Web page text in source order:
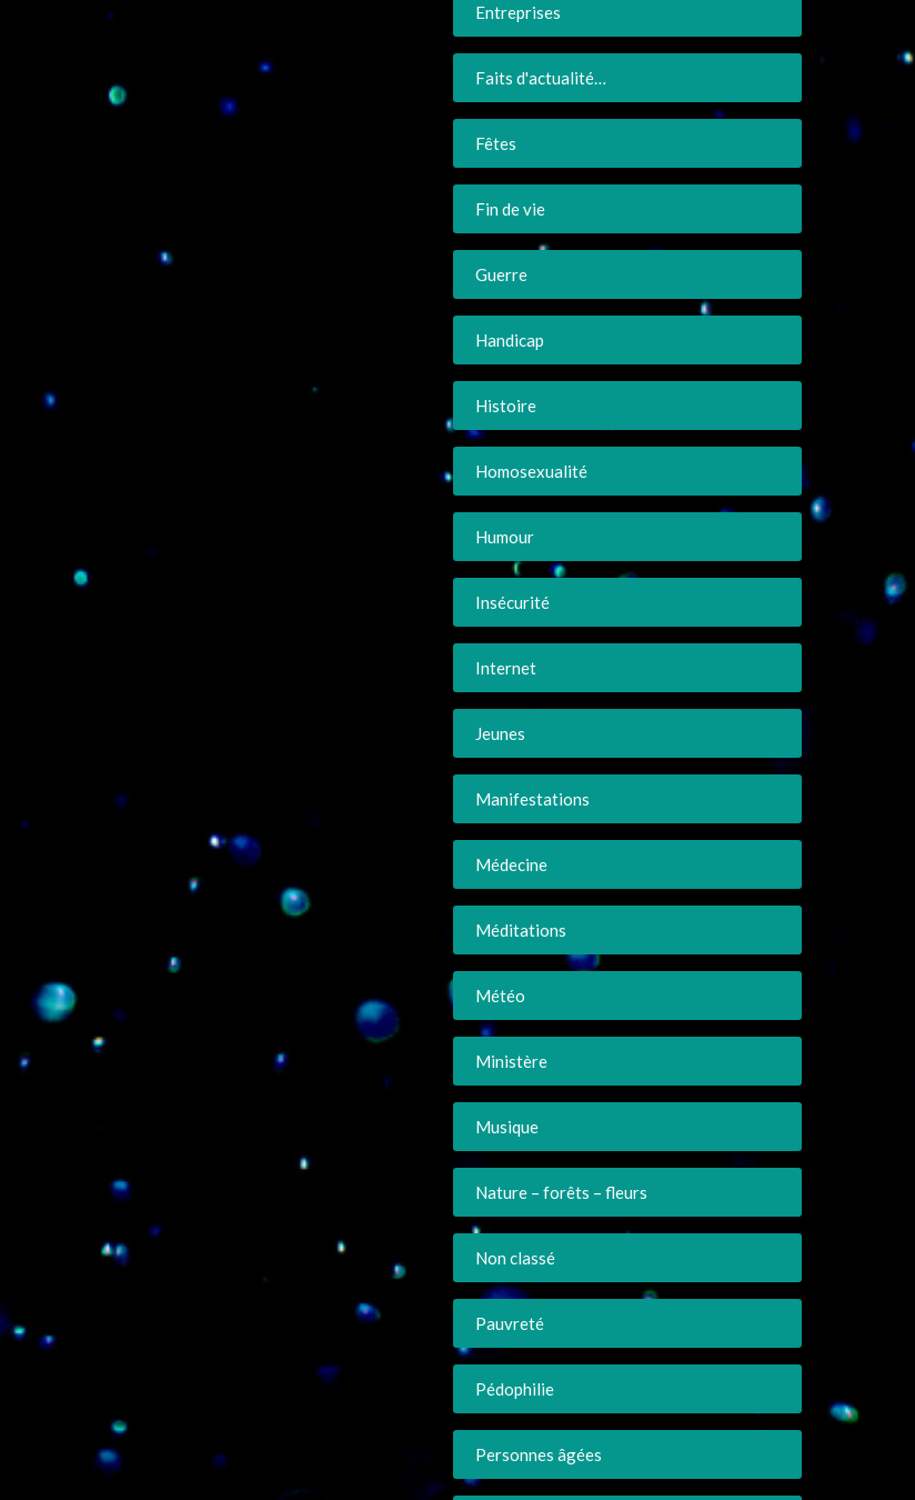
Entreprises
Faits d'actualité…
Fêtes
Fin de vie
Guerre
Handicap
Histoire
Homosexualité
Humour
Insécurité
Internet
Jeunes
Manifestations
Médecine
Méditations
Météo
Ministère
Musique
Nature – forêts – fleurs
Non classé
Pauvreté
Pédophilie
Personnes âgées